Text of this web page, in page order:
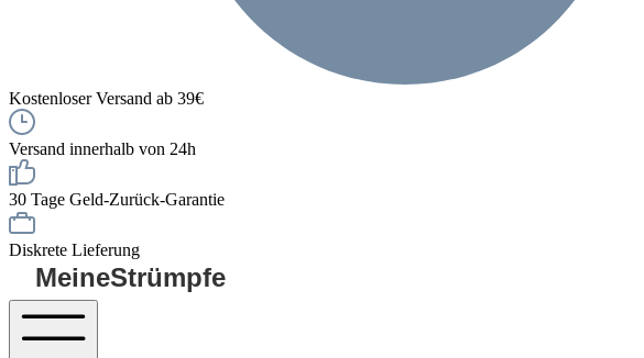
Kostenloser Versand ab 39€
Versand innerhalb von 24h
30 Tage Geld-Zurück-Garantie
Diskrete Lieferung
MeineStrümpfe